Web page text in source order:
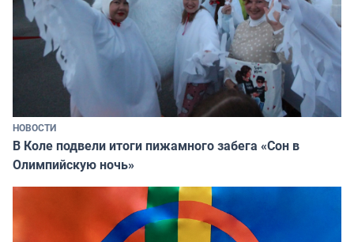
НОВОСТИ
В Коле подвели итоги пижамного забега «Сон в
Олимпийскую ночь»